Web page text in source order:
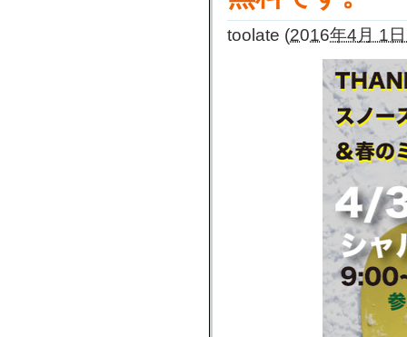
toolate (2016年4月 1